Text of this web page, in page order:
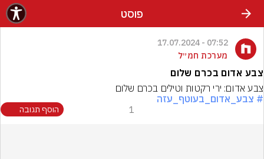
פוסט
07:52 - 17.07.2024
מערכת חמ״ל
צבע אדום בכרם שלום
צבע אדום: ירי רקטות וטילים בכרם שלום
# צבע_אדום_בעוטף_עזה
1 הוסף תגובה